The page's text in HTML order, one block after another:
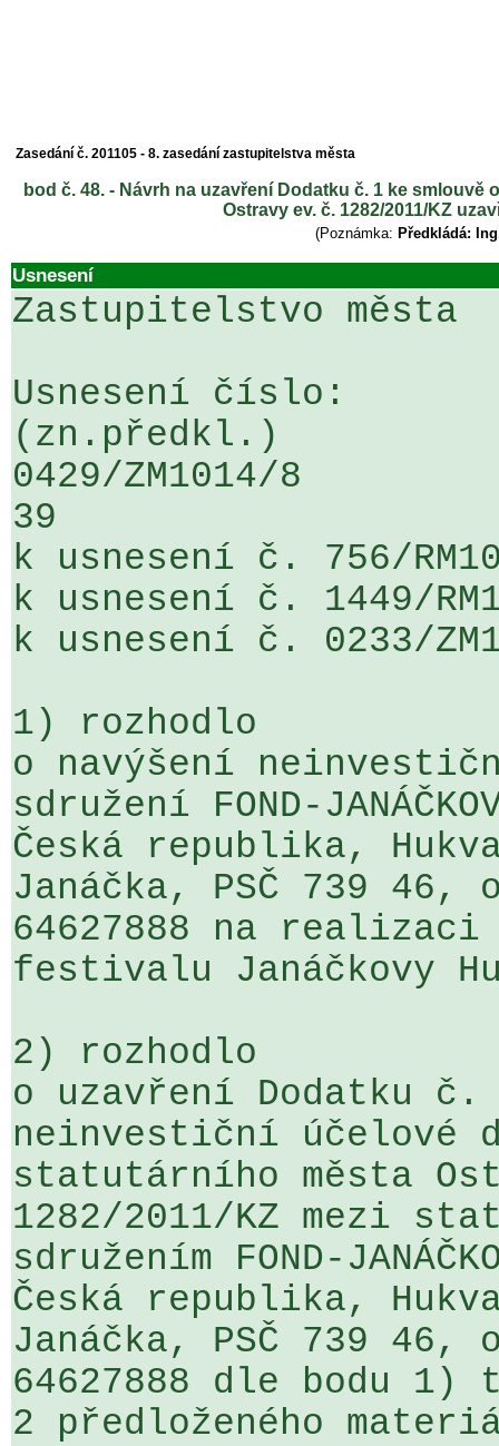
Zasedání č. 201105 - 8. zasedání zastupitelstva města
bod č. 48. - Návrh na uzavření Dodatku č. 1 ke
Ostravy ev. č. 1282/2011/KZ
(Poznámka: Předkládá:
Usnesení
Zastupitelstvo města
Usnesení číslo:
(zn.předkl.)
0429/ZM1014/8
39
k usnesení č. 756/
k usnesení č. 1449/
k usnesení č. 0233/
1) rozhodlo
o navýšení
sdružení FOND-
Česká republika,
Janáčka, PSČ 739
64627888 na realizaci
festivalu Janáčkovy
2) rozhodlo
o uzavření Dodatku
neinvestiční účelové
statutárního města
1282/2011/KZ mezi
sdružením FOND-
Česká republika,
Janáčka, PSČ 739
64627888 dle bodu
2 předloženého